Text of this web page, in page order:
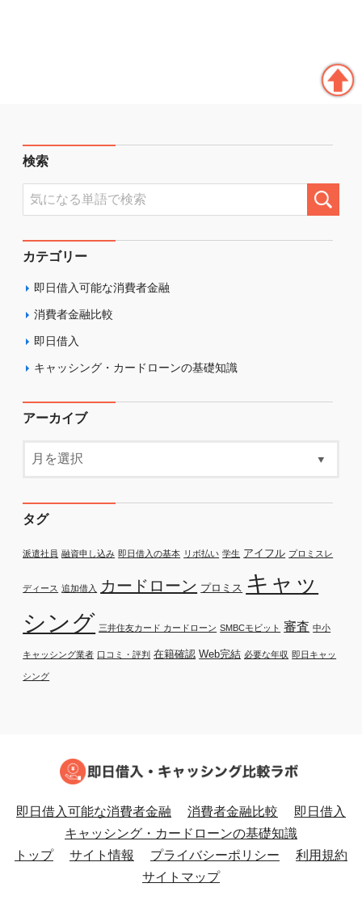
検索
カテゴリー
即日借入可能な消費者金融
消費者金融比較
即日借入
キャッシング・カードローンの基礎知識
アーカイブ
タグ
派遣社員 融資申し込み 即日借入の基本 リボ払い 学生 アイフル プロミスレ
ディース 追加借入 カードローン プロミス キャッ
シング 三井住友カード カードローン SMBCモビット 審査 中小
キャッシング業者 口コミ・評判 在籍確認 Web完結 必要な年収 即日キャッ
シング
即日借入可能な消費者金融 消費者金融比較
即日借入
キャッシング・カードローンの基礎知識
トップ
サイト情報 プライバシーポリシー
利用規約
サイトマップ